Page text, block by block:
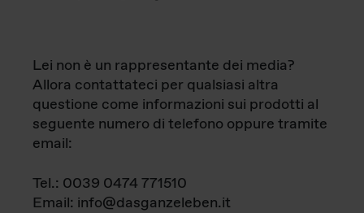
Lei non è un rappresentante dei media?
Allora contattateci per qualsiasi altra
questione come informazioni sui prodotti al
seguente numero di telefono oppure tramite
email:
Tel.: 0039 0474 771510
Email: info@dasganzeleben.it